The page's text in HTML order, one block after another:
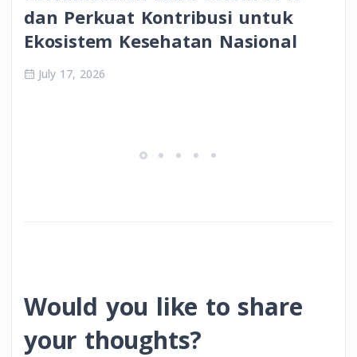
dan Perkuat Kontribusi untuk
Ekosistem Kesehatan Nasional
July 17, 2026
Would you like to share
your thoughts?